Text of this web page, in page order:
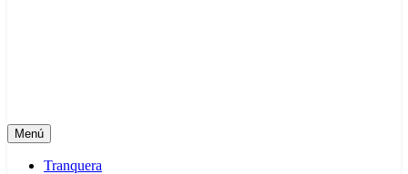
Menú
Tranquera